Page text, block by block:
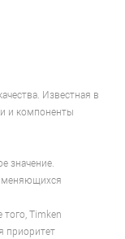
Известная в
и компоненты
значение.
меняющихся
Timken
приоритет